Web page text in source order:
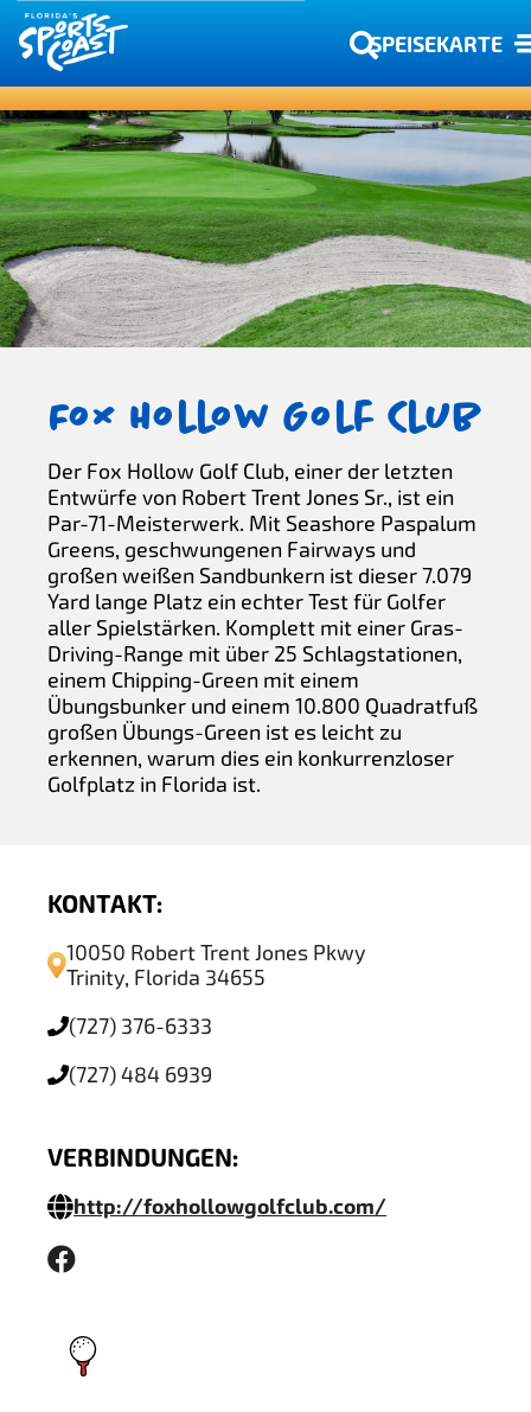
SPEISEKARTE
Fox Hollow Golf Club
Der Fox Hollow Golf Club, einer der letzten
Entwürfe von Robert Trent Jones Sr., ist ein
Par-71-Meisterwerk. Mit Seashore Paspalum
Greens, geschwungenen Fairways und
großen weißen Sandbunkern ist dieser 7.079
Yard lange Platz ein echter Test für Golfer
aller Spielstärken. Komplett mit einer Gras-
Driving-Range mit über 25 Schlagstationen,
einem Chipping-Green mit einem
Übungsbunker und einem 10.800 Quadratfuß
großen Übungs-Green ist es leicht zu
erkennen, warum dies ein konkurrenzloser
Golfplatz in Florida ist.
KONTAKT:
10050 Robert Trent Jones Pkwy
Trinity, Florida 34655
(727) 376-6333
(727) 484 6939
VERBINDUNGEN:
http://foxhollowgolfclub.com/